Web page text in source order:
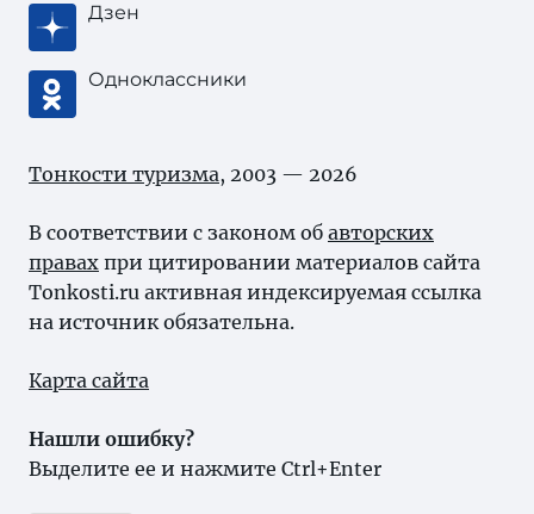
Дзен
Одноклассники
Тонкости туризма, 2003 — 2026
В соответствии с законом об авторских
правах при цитировании материалов сайта
Tonkosti.ru активная индексируемая ссылка
на источник обязательна.
Карта сайта
Нашли ошибку?
Выделите ее и нажмите Ctrl+Enter